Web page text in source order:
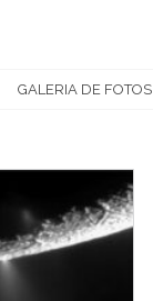
GALERIA DE FOTOS